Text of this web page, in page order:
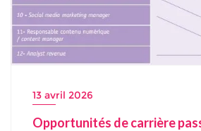
13 avril 2026
Opportunités de carrière